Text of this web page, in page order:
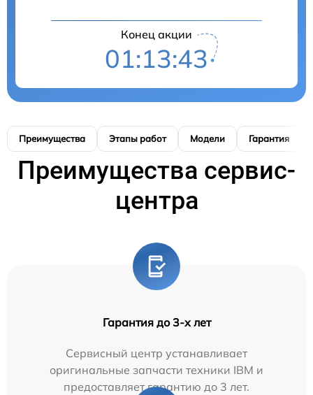
Конец акции
01:13:42
Преимущества Этапы работ Модели Гарантия
Преимущества сервис-
центра
Гарантия до 3-х лет
Сервисный центр устанавливает
оригинальные запчасти техники IBM и
предоставляет гарантию до 3 лет.